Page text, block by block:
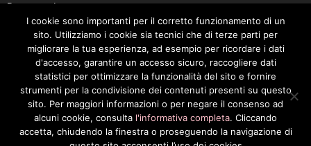
Da non perdere
Da conoscere
Da preservare
Da vivere
Cookie Policy
I cookie sono importanti per il corretto funzionamento di un
sito. Utilizziamo i cookie sia tecnici che di terze parti per
migliorare la tua esperienza, ad esempio per ricordare i dati
d'accesso, garantire un accesso sicuro, raccogliere dati
statistici per ottimizzare la funzionalità del sito e fornire
strumenti per la condivisione dei contenuti presenti su questo
sito. Per maggiori informazioni o per negare il consenso ad
alcuni cookie, consulta l'informativa completa. Cliccando
accetta, chiudendo la finestra o proseguendo la navigazione di